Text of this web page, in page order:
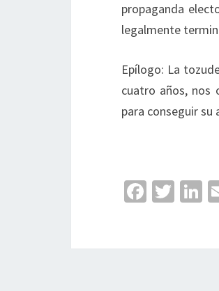
propaganda
legalmente
Epílogo: La
cuatro años, nos
para conseguir su
Fa T
Li